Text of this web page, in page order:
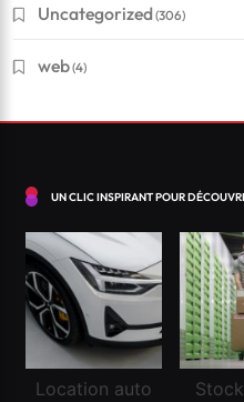
Uncategorized(306)
web(4)
UN CLIC INSPIRANT POUR
Location auto